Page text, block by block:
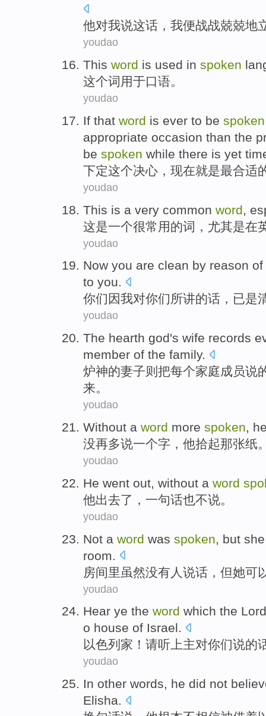
他对我说这话， 我便战战兢兢地
youdao
This word is used in spoken
这个词 用于口语。
youdao
If that word is ever to be spoken
appropriate occasion than the
be spoken while there is yet
下定这个决心， 现在就是最合适
youdao
This is a very common word
这是一个很常用的词 ， 尤其是在
youdao
Now you are clean by reason of
to you.
你们 因我对你们所讲的话 ， 已是
youdao
The hearth god's wife records
member of the family.
炉神的妻子则把每个家庭成员说
来。
youdao
Without a word more spoken,
没再多说一个字 ， 他拾起那张纸
youdao
He went out, without a word
他出去了， 一句话也不说。
youdao
Not a word was spoken but she
room
房间里虽然没有 人 说话 ， 但她可
youdao
Hear ye the word which the Lord
o house of Israel.
以色列 家 ！请听 上主对你们说的
youdao
In other words, he did not
Elisha.